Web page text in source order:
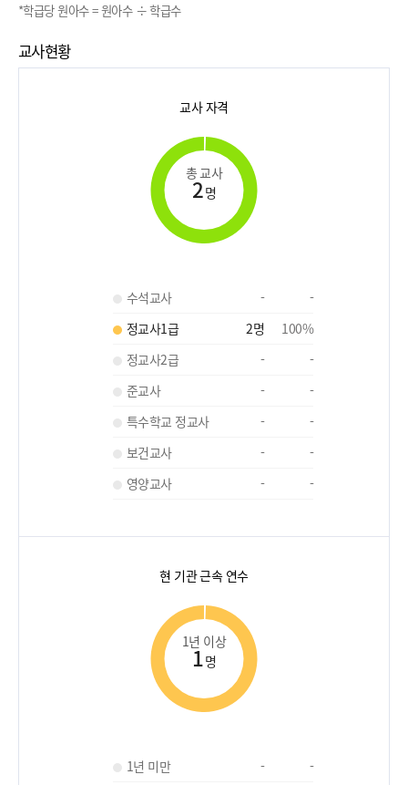
*학급당 원아수 = 원아수 ÷ 학급수
교사현황
교사 자격
총 교사
2명
수석교사 -
-
정교사1급
2명 100%
정교사2급
-
-
준교사
-
-
특수학교 정교사
-
-
보건교사
-
-
영양교사
- -
현 기관 근속 연수
1년 이상
1명
1년 미만 -
-